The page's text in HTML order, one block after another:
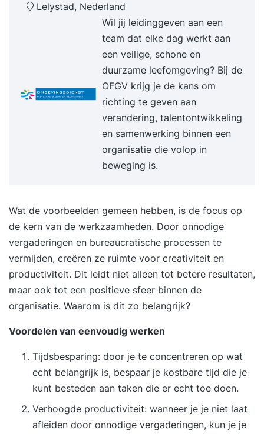
van overbruggingsfinancieringen, inclusief
vervreemdingssaldo, sleutelovereenkomsten en
overdrachtsbelasting. KEW, SEW en BEW: Krijg
inzicht in de mogelijkheden en beperkingen van
deze vermogensopbouwproducten en adviseer
over voortzetting of afkoop. Voor wie is deze
training bedoeld? Deze training is geschikt voor
financieel en hypotheekadviseurs die hun klanten
deskundig willen adviseren over de
eigenwoningregeling, zelfs in de meest
uitdagende situaties. Wat kun je na deze
eigenwoningregeling. Klanten begeleiden bij de
juiste vastlegging van hun eigenwoningverleden.
Oplossingen bieden voor complexe vraagstukken
zoals overbruggingsfinancieringen en
vermogensopbouwproducten (KEW, SEW, BEW).
Met deze training ben je beter uitgerust om
klanten deskundig en efficiënt te helpen in jouw
adviespraktijk.
Lelystad, Nederland
Wil jij leidinggeven aan een
team dat elke dag werkt aan
een veilige, schone en
duurzame leefomgeving? Bij de
OFGV krijg je de kans om
richting te geven aan
verandering, talentontwikkeling
en samenwerking binnen een
organisatie die volop in
beweging is.
Wat de voorbeelden gemeen hebben, is de focus op
de kern van de werkzaamheden. Door onnodige
vergaderingen en bureaucratische processen te
vermijden, creëren ze ruimte voor creativiteit en
productiviteit. Dit leidt niet alleen tot betere resultaten,
maar ook tot een positieve sfeer binnen de
organisatie. Waarom is dit zo belangrijk?
Voordelen van eenvoudig werken
Tijdsbesparing: door je te concentreren op wat
echt belangrijk is, bespaar je kostbare tijd die je
kunt besteden aan taken die er echt toe doen.
Verhoogde productiviteit: wanneer je je niet laat
afleiden door onnodige vergaderingen, kun je je